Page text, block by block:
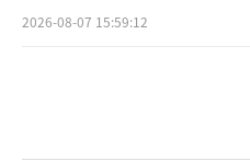
2026-08-07 15:59:12